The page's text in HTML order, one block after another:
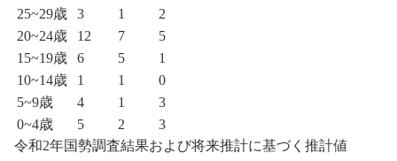
25~29歳
3 1
2
20~24歳
12 7
5
15~19歳
6 5
1
10~14歳
1 1
0
5~9歳
4 1
3
0~4歳
5 2
3
令和2年国勢調査結果および将来推計に基づく推計値